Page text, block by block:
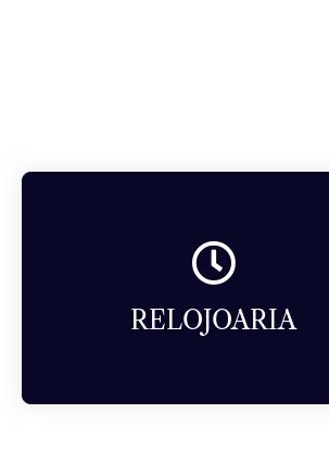
RELOJOARIA
RELOJOARIA
Componentes do relógio.